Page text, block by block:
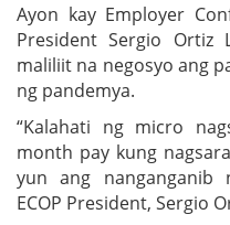
Ayon kay Employer
President Sergio Ortiz
maliliit na negosyo ang
ng pandemya.
“Kalahati ng micro
month pay kung
yun ang nanganganib
ECOP President, Sergio